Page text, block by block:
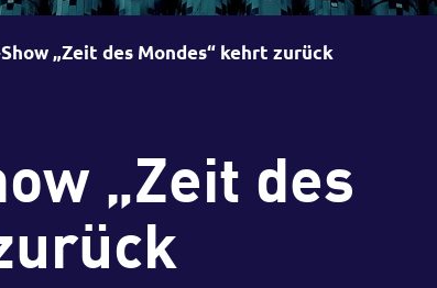
„Zeit des Mondes“ kehrt zurück
„Zeit des